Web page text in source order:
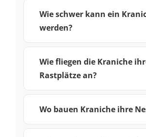
Wie schwer kann ein
werden?
Wie fliegen die Kraniche
Rastplätze an?
Wo bauen Kraniche ihre